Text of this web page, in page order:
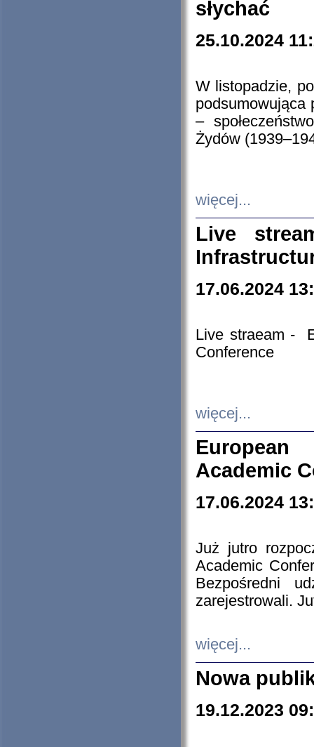
słychać
25.10.2024
W listopadzie,
podsumowująca
–
Żydów
więcej...
Live
17.06.2024
Live straeam -
Conference
więcej...
European
Academic
17.06.2024
Już jutro
Academic
Bezpośredni
zarejestrowali.
więcej...
Nowa
19.12.2023